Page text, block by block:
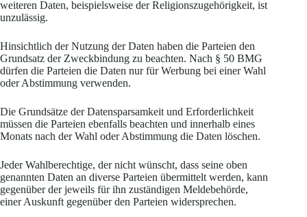
weiteren Daten, beispielsweise der Religionszugehörigkeit, ist
unzulässig.
Hinsichtlich der Nutzung der Daten haben die Parteien den
Grundsatz der Zweckbindung zu beachten. Nach § 50 BMG
dürfen die Parteien die Daten nur für Werbung bei einer Wahl
oder Abstimmung verwenden.
Die Grundsätze der Datensparsamkeit und Erforderlichkeit
müssen die Parteien ebenfalls beachten und innerhalb eines
Monats nach der Wahl oder Abstimmung die Daten löschen.
Jeder Wahlberechtige, der nicht wünscht, dass seine oben
genannten Daten an diverse Parteien übermittelt werden, kann
gegenüber der jeweils für ihn zuständigen Meldebehörde,
einer Auskunft gegenüber den Parteien widersprechen.